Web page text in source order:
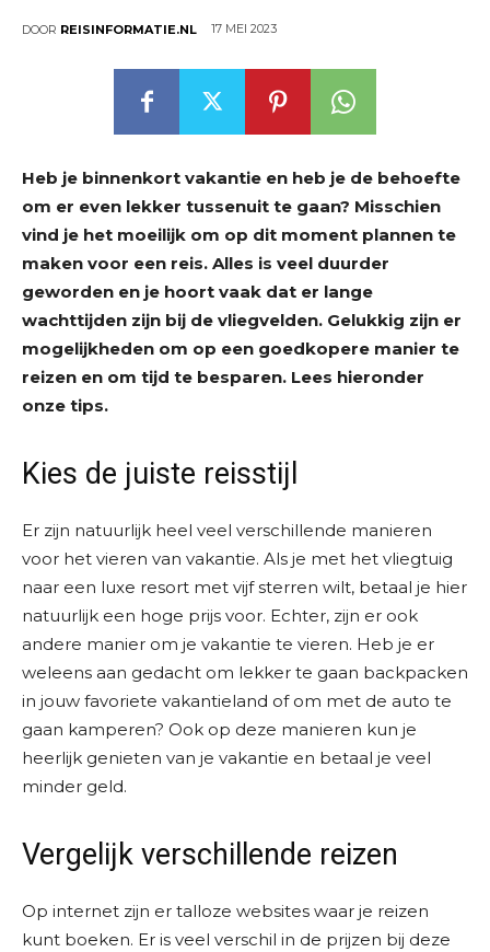
DOOR REISINFORMATIE.NL 17 MEI 2023
Heb je binnenkort vakantie en heb je de behoefte
om er even lekker tussenuit te gaan? Misschien
vind je het moeilijk om op dit moment plannen te
maken voor een reis. Alles is veel duurder
geworden en je hoort vaak dat er lange
wachttijden zijn bij de vliegvelden. Gelukkig zijn er
mogelijkheden om op een goedkopere manier te
reizen en om tijd te besparen. Lees hieronder
onze tips.
Kies de juiste reisstijl
Er zijn natuurlijk heel veel verschillende manieren
voor het vieren van vakantie. Als je met het vliegtuig
naar een luxe resort met vijf sterren wilt, betaal je hier
natuurlijk een hoge prijs voor. Echter, zijn er ook
andere manier om je vakantie te vieren. Heb je er
weleens aan gedacht om lekker te gaan backpacken
in jouw favoriete vakantieland of om met de auto te
gaan kamperen? Ook op deze manieren kun je
heerlijk genieten van je vakantie en betaal je veel
minder geld.
Vergelijk verschillende reizen
Op internet zijn er talloze websites waar je reizen
kunt boeken. Er is veel verschil in de prijzen bij deze